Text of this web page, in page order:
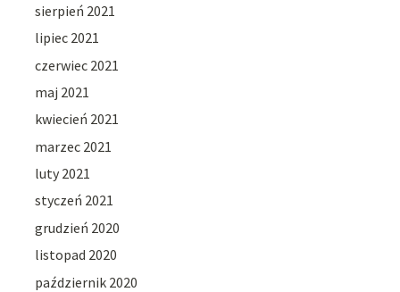
sierpień 2021
lipiec 2021
czerwiec 2021
maj 2021
kwiecień 2021
marzec 2021
luty 2021
styczeń 2021
grudzień 2020
listopad 2020
październik 2020